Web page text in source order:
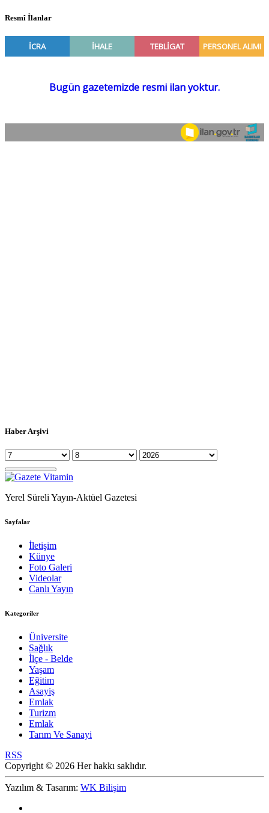
Resmî İlanlar
Haber Arşivi
Yerel Süreli Yayın-Aktüel Gazetesi
Sayfalar
İletişim
Künye
Foto Galeri
Videolar
Canlı Yayın
Kategoriler
Üniversite
Sağlık
İlçe - Belde
Yaşam
Eğitim
Asayiş
Emlak
Turizm
Emlak
Tarım Ve Sanayi
RSS
Copyright © 2026 Her hakkı saklıdır.
Yazılım & Tasarım: WK Bilişim